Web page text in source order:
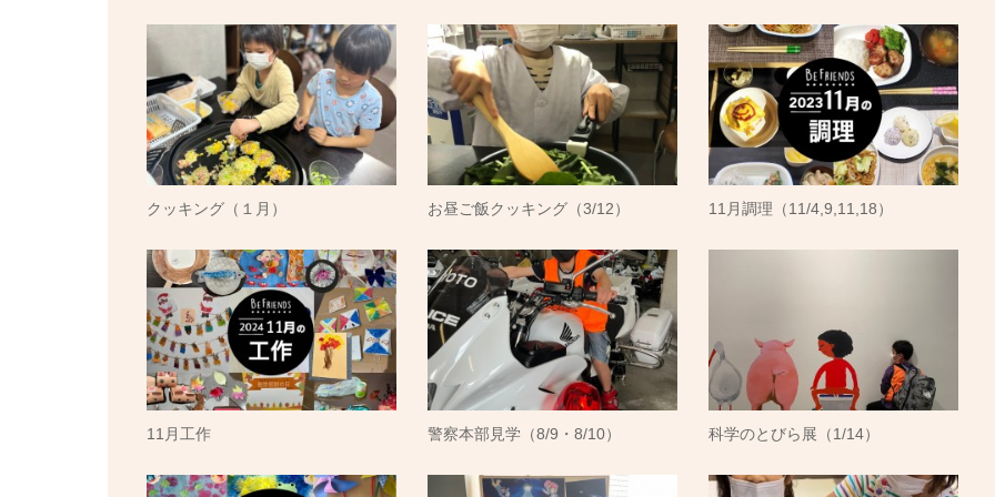
クッキング（１月） お昼ご飯クッキング（3/12） 11月調理（11/4,9,11,18）
11月工作 警察本部見学（8/9・8/10） 科学のとびら展（1/14）